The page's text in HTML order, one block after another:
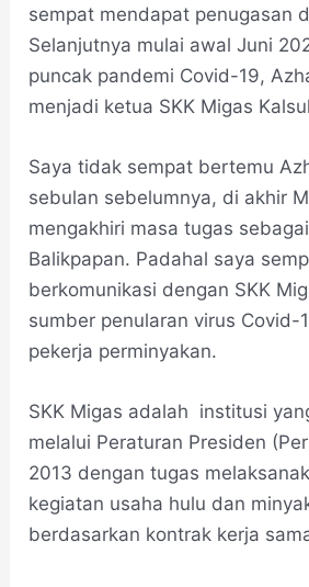
sempat mendapat penugasan
Selanjutnya mulai awal Juni
puncak pandemi Covid-19,
menjadi ketua SKK Migas
Saya tidak sempat bertemu
sebulan sebelumnya, di akhir
mengakhiri masa tugas
Balikpapan. Padahal saya
berkomunikasi dengan SKK
sumber penularan virus Covid-
pekerja perminyakan.
SKK Migas adalah institusi
melalui Peraturan Presiden
2013 dengan tugas
kegiatan usaha hulu dan
berdasarkan kontrak kerja